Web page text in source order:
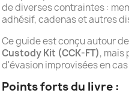
de diverses contraintes :
adhésif, cadenas et autres
Ce guide est conçu autour
Custody Kit (CCK-FT), mais
d'évasion improvisées en
Points forts du livre :